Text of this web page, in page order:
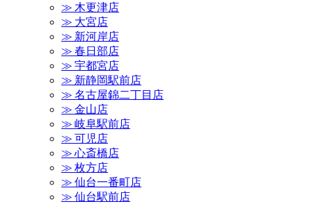
≫ 木更津店
≫ 大宮店
≫ 新河岸店
≫ 春日部店
≫ 宇都宮店
≫ 新静岡駅前店
≫ 名古屋錦二丁目店
≫ 金山店
≫ 岐阜駅前店
≫ 可児店
≫ 心斎橋店
≫ 枚方店
≫ 仙台一番町店
≫ 仙台駅前店